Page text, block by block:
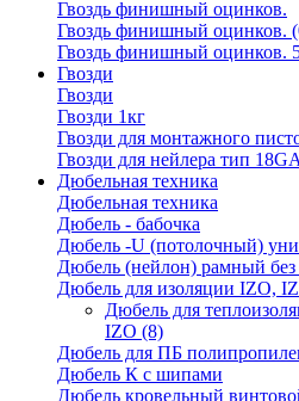
Гвоздь финишный оцинков.
Гвоздь финишный оцинков.
Гвоздь финишный оцинков.
Гвозди
Гвозди
Гвозди 1кг
Гвозди для монтажного
Гвозди для нейлера тип 18GA
Дюбельная техника
Дюбельная техника
Дюбель - бабочка
Дюбель -U (потолочный)
Дюбель (нейлон) рамный
Дюбель для изоляции IZO,
Дюбель для
IZO (8)
Дюбель для ПБ
Дюбель К с шипами
Дюбель кровельный